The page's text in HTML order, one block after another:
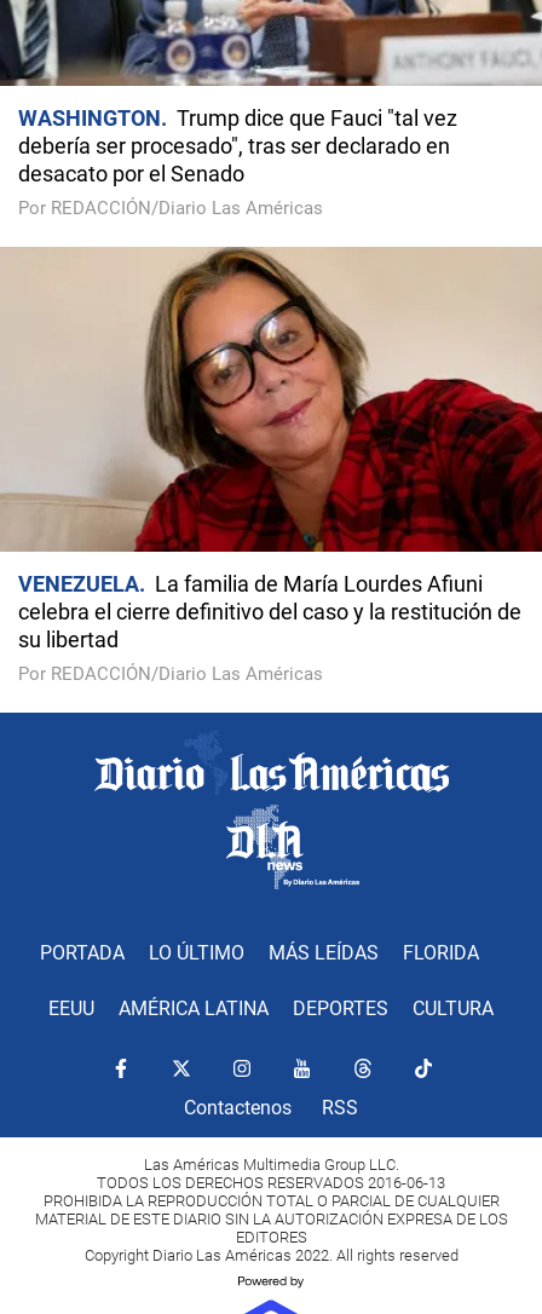
WASHINGTON
Trump dice que Fauci "tal vez
debería ser procesado", tras ser declarado en
desacato por el Senado
Por REDACCIÓN/Diario Las Américas
VENEZUELA
La familia de María Lourdes Afiuni
celebra el cierre definitivo del caso y la restitución de
su libertad
Por REDACCIÓN/Diario Las Américas
PORTADA LO ÚLTIMO MÁS LEÍDAS FLORIDA
EEUU AMÉRICA LATINA DEPORTES CULTURA
Contactenos RSS
Las Américas Multimedia Group LLC.
TODOS LOS DERECHOS RESERVADOS 2016-06-13
PROHIBIDA LA REPRODUCCIÓN TOTAL O PARCIAL DE CUALQUIER
MATERIAL DE ESTE DIARIO SIN LA AUTORIZACIÓN EXPRESA DE LOS
EDITORES
Copyright Diario Las Américas 2022. All rights reserved